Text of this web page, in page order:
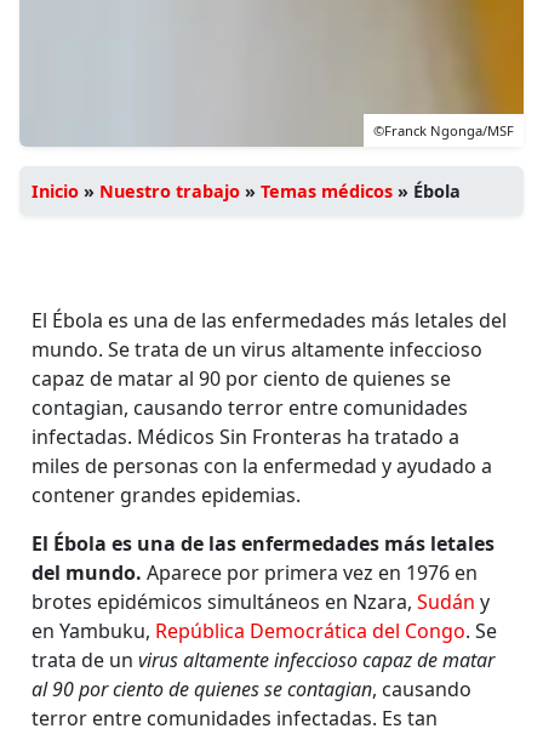
©Franck Ngonga/MSF
Inicio » Nuestro trabajo » Temas médicos » Ébola
El Ébola es una de las enfermedades más letales del
mundo. Se trata de un virus altamente infeccioso
capaz de matar al 90 por ciento de quienes se
contagian, causando terror entre comunidades
infectadas. Médicos Sin Fronteras ha tratado a
miles de personas con la enfermedad y ayudado a
contener grandes epidemias.
El Ébola es una de las enfermedades más letales
del mundo. Aparece por primera vez en 1976 en
brotes epidémicos simultáneos en Nzara, Sudán y
en Yambuku, República Democrática del Congo. Se
trata de un virus altamente infeccioso capaz de matar
al 90 por ciento de quienes se contagian, causando
terror entre comunidades infectadas. Es tan